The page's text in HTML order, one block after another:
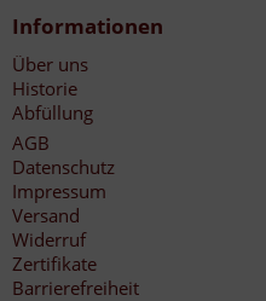
Informationen
Über uns
Historie
Abfüllung
AGB
Datenschutz
Impressum
Versand
Widerruf
Zertifikate
Barrierefreiheit